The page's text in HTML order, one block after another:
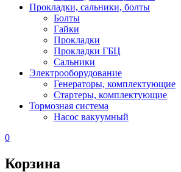
Прокладки, сальники, болты
Болты
Гайки
Прокладки
Прокладки ГБЦ
Сальники
Электрооборудование
Генераторы, комплектующие
Стартеры, комплектующие
Тормозная система
Насос вакуумный
0
Корзина